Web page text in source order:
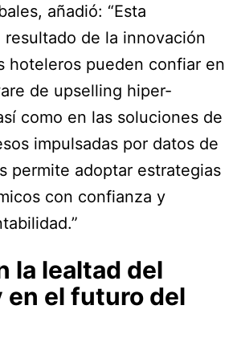
añadió: “Esta
resultado de la innovación
hoteleros pueden confiar en
de upselling hiper-
como en las soluciones de
impulsadas por datos de
permite adoptar estrategias
con confianza y
la lealtad del
en el futuro del